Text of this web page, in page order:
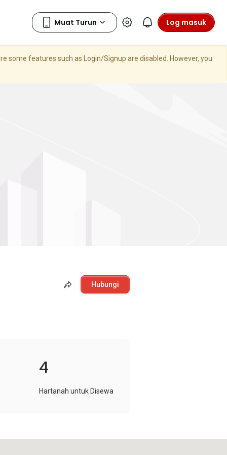
Log masuk
some features such as Login/Signup are disabled. However, you
Hubungi
4
Hartanah untuk Disewa